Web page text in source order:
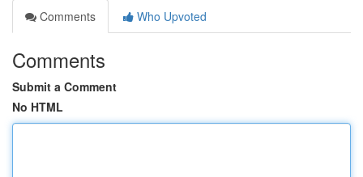
Comments
Who Upvoted
Comments
Submit a Comment
No HTML